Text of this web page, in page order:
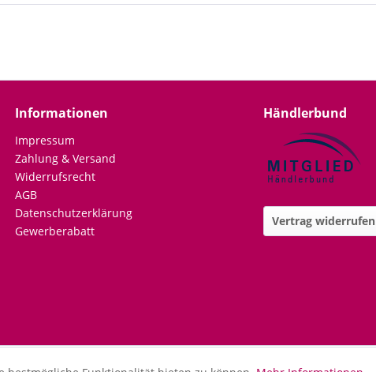
Informationen
Impressum
Zahlung & Versand
Widerrufsrecht
AGB
Datenschutzerklärung
Gewerberabatt
Händlerbund
Vertrag widerrufen